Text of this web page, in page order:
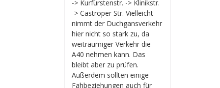
-> Kurfürstenstr. -> Klinikstr.
-> Castroper Str. Vielleicht
nimmt der Duchgansverkehr
hier nicht so stark zu, da
weiträumiger Verkehr die
A40 nehmen kann. Das
bleibt aber zu prüfen.
Außerdem sollten einige
Fahbeziehungen auch für